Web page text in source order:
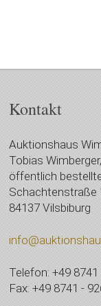
Kontakt
Auktionshaus
Tobias Wimberger,
öffentlich
Schachtenstraße
84137 Vilsbiburg
Telefon: +49 8741
Fax: +49 8741 -